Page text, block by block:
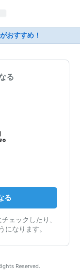
おすすめ！
る
る
ェックしたり、
になります。
Reserved.